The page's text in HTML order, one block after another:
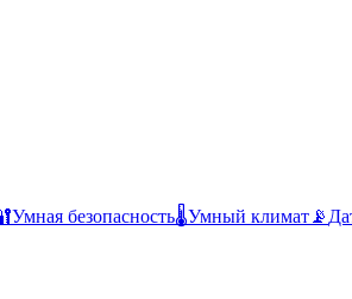
Умная безопасность🌡️Умный климат 📡